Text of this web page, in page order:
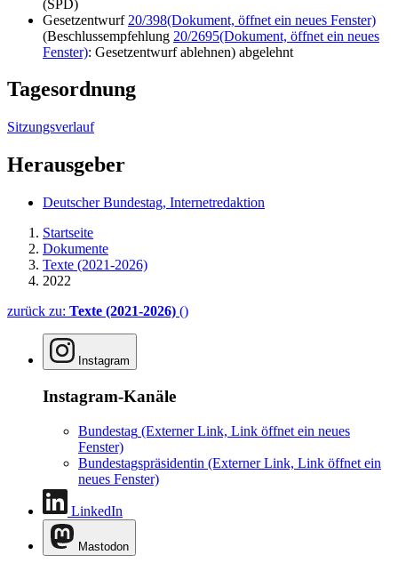
(SPD)
Gesetzentwurf 20/398(Dokument, öffnet ein neues Fenster)
(Beschlussempfehlung 20/2695(Dokument, öffnet ein neues
Fenster): Gesetzentwurf ablehnen) abgelehnt
Tagesordnung
Sitzungsverlauf
Herausgeber
Deutscher Bundestag, Internetredaktion
Startseite
Dokumente
Texte (2021-2026)
2022
zurück zu: Texte (2021-2026) ()
Instagram
Instagram-Kanäle
Bundestag (Externer Link, Link öffnet ein neues
Fenster)
Bundestagspräsidentin (Externer Link, Link öffnet ein
neues Fenster)
LinkedIn
Mastodon